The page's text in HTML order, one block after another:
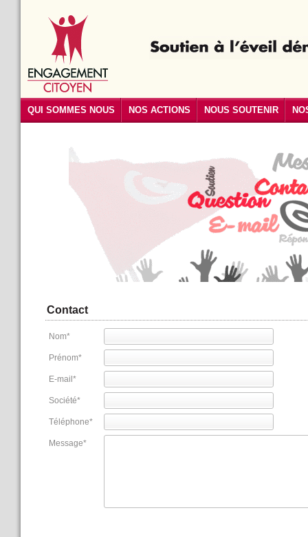
QUI SOMMES NOUS NOS ACTIONS NOUS SOUTENIR
Contact
Nom*
Prénom*
E-mail *
Société*
Téléphone*
Message*